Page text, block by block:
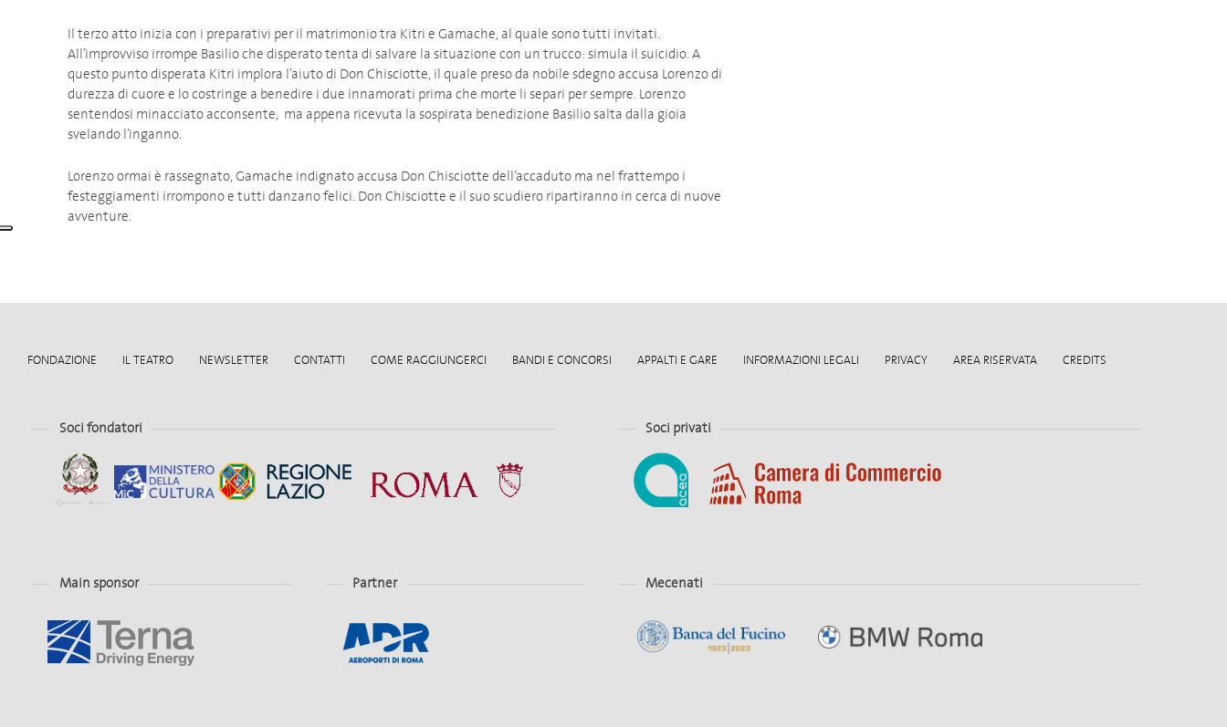
Il terzo atto inizia con i preparativi per il matrimonio tra Kitri e Gamache, al quale sono tutti invitati.
All’improvviso irrompe Basilio che disperato tenta di salvare la situazione con un trucco: simula il suicidio. A
questo punto disperata Kitri implora l’aiuto di Don Chisciotte, il quale preso da nobile sdegno accusa Lorenzo di
durezza di cuore e lo costringe a benedire i due innamorati prima che morte li separi per sempre. Lorenzo
sentendosi minacciato acconsente, ma appena ricevuta la sospirata benedizione Basilio salta dalla gioia
svelando l’inganno.
Lorenzo ormai è rassegnato, Gamache indignato accusa Don Chisciotte dell’accaduto ma nel frattempo i
festeggiamenti irrompono e tutti danzano felici. Don Chisciotte e il suo scudiero ripartiranno in cerca di nuove
avventure.
FONDAZIONE IL TEATRO NEWSLETTER CONTATTI COME RAGGIUNGERCI BANDI E CONCORSI APPALTI E GARE INFORMAZIONI LEGALI PRIVACY AREA RISERVATA CREDITS
Soci fondatori Soci privati
Main sponsor Partner Mecenati